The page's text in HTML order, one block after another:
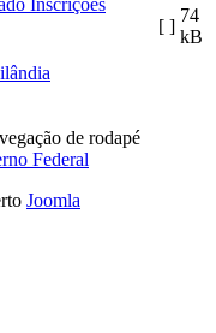
[ ]
74
kB
de rodapé
Joomla